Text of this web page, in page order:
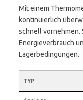
Mit einem
kontinuierlich
schnell vornehmen.
Energieverbrauch
Lagerbedingungen.
TYP